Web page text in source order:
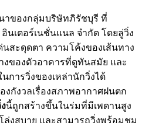
าของกลุ่มบริษัทภิรัชบุรี ที่
นเตอร์เนชั่นแนล จำกัด โดยลู่วิ่ง
สะดุดตา ความโค้งของเส้นทาง
งของตัวอาคารที่ดูทันสมัย และ
การวิ่งของเหล่านักวิ่งได้
กังวลเรื่องสภาพอากาศฝนตก
นี้ถูกสร้างขึ้นในร่มที่มีเพดานสูง
ล่งสบาย และสามารถวิ่งพร้อมชม